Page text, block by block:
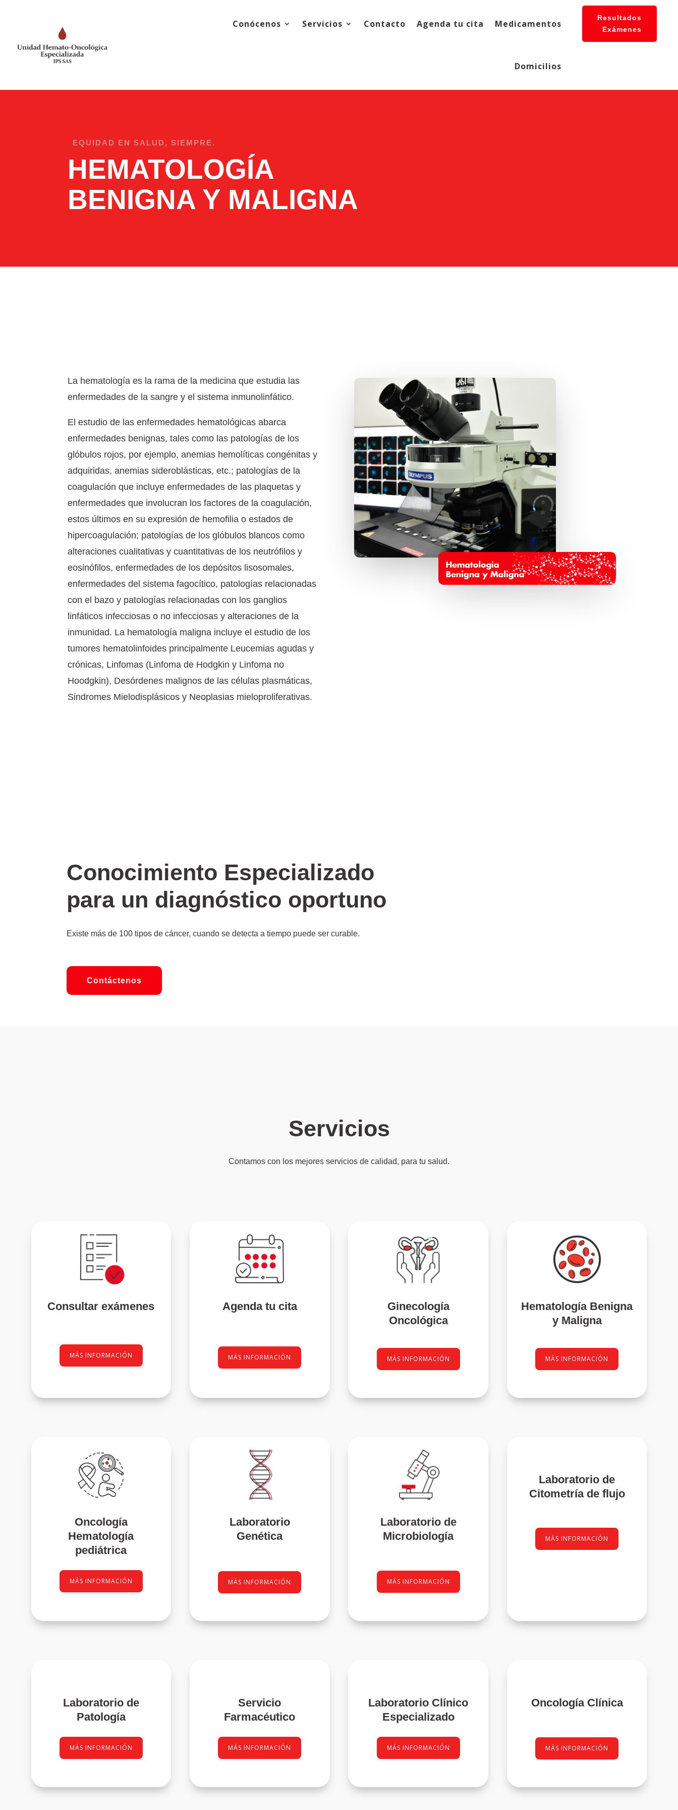
Conócenos Servicios Contacto Agenda tu cita Medicamentos
Domicilios
Resultados
Exámenes
EQUIDAD EN SALUD, SIEMPRE.
HEMATOLOGÍA
BENIGNA Y MALIGNA
La hematología es la rama de la medicina que estudia las
enfermedades de la sangre y el sistema inmunolinfático.
El estudio de las enfermedades hematológicas abarca
enfermedades benignas, tales como las patologías de los
glóbulos rojos, por ejemplo, anemias hemolíticas congénitas y
adquiridas, anemias sideroblásticas, etc.; patologías de la
coagulación que incluye enfermedades de las plaquetas y
enfermedades que involucran los factores de la coagulación,
estos últimos en su expresión de hemofilia o estados de
hipercoagulación; patologías de los glóbulos blancos como
alteraciones cualitativas y cuantitativas de los neutrófilos y
eosinófilos, enfermedades de los depósitos lisosomales,
enfermedades del sistema fagocítico, patologías relacionadas
con el bazo y patologías relacionadas con los ganglios
linfáticos infecciosas o no infecciosas y alteraciones de la
inmunidad. La hematología maligna incluye el estudio de los
tumores hematolinfoides principalmente Leucemias agudas y
crónicas, Linfomas (Linfoma de Hodgkin y Linfoma no
Hoodgkin), Desórdenes malignos de las células plasmáticas,
Sindromes Mielodisplásicos y Neoplasias mieloproliferativas.
Conocimiento Especializado
para un diagnóstico oportuno
Existe más de 100 tipos de cáncer, cuando se detecta a tiempo puede ser curable.
Contáctenos
Servicios
Contamos con los mejores servicios de calidad, para tu salud.
Consultar exámenes
MÁS INFORMACIÓN
Agenda tu cita
MÁS INFORMACIÓN
Ginecología
Oncológica
MÁS INFORMACIÓN
Hematología Benigna
y Maligna
MÁS INFORMACIÓN
Oncología
Hematología
pediátrica
MÁS INFORMACIÓN
Laboratorio
Genética
MÁS INFORMACIÓN
Laboratorio de
Microbiología
MÁS INFORMACIÓN
Laboratorio de
Citometría de flujo
MÁS INFORMACIÓN
Laboratorio de
Patología
MÁS INFORMACIÓN
Servicio
Farmacéutico
MÁS INFORMACIÓN
Laboratorio Clínico
Especializado
MÁS INFORMACIÓN
Oncología Clínica
MÁS INFORMACIÓN